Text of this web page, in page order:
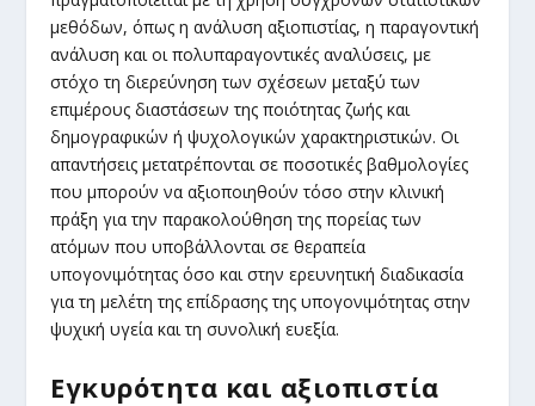
μεθόδων, όπως η ανάλυση αξιοπιστίας, η παραγοντική
ανάλυση και οι πολυπαραγοντικές αναλύσεις, με
στόχο τη διερεύνηση των σχέσεων μεταξύ των
επιμέρους διαστάσεων της ποιότητας ζωής και
δημογραφικών ή ψυχολογικών χαρακτηριστικών. Οι
απαντήσεις μετατρέπονται σε ποσοτικές βαθμολογίες
που μπορούν να αξιοποιηθούν τόσο στην κλινική
πράξη για την παρακολούθηση της πορείας των
ατόμων που υποβάλλονται σε θεραπεία
υπογονιμότητας όσο και στην ερευνητική διαδικασία
για τη μελέτη της επίδρασης της υπογονιμότητας στην
ψυχική υγεία και τη συνολική ευεξία.
Εγκυρότητα και αξιοπιστία